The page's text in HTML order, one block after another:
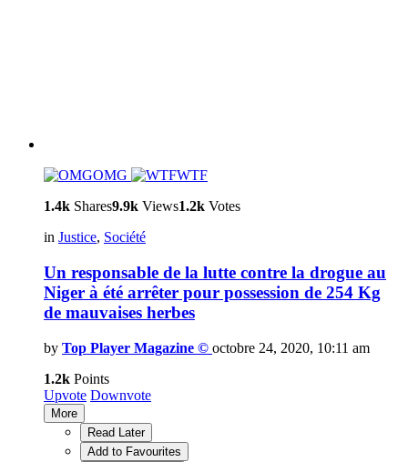
OMG
WTF
1.4k Shares9.9k Views1.2k Votes
in Justice, Société
Un responsable de la lutte contre la drogue au
Niger à été arrêter pour possession de 254 Kg
de mauvaises herbes
by Top Player Magazine © octobre 24, 2020, 10:11 am
1.2k Points
Upvote Downvote
More
Read Later
Add to Favourites